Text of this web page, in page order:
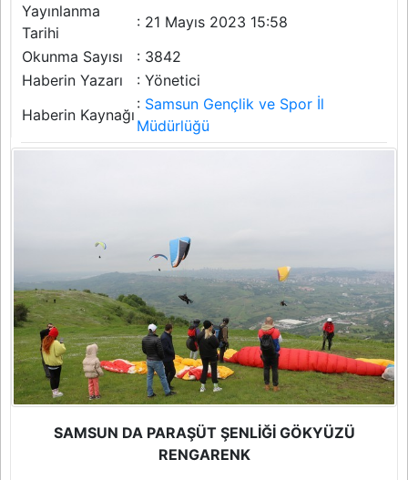
Yayınlanma
Tarihi
: 21 Mayıs 2023 15:58
Okunma Sayısı
: 3842
Haberin Yazarı
: Yönetici
Haberin Kaynağı
: Samsun Gençlik ve Spor İl
Müdürlüğü
SAMSUN DA PARAŞÜT ŞENLİĞİ GÖKYÜZÜ
RENGARENK